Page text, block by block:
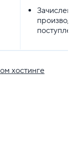
хостинге